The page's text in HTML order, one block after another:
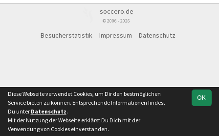
soccero.de
© 2006 - 2026
Besucherstatistik Impressum Datenschutz
OK
Diese Webseite verwendet Cookies, um Dir den bestmöglichen
Service bieten zu können. Entsprechende Informationen findest
Du unter Datenschutz.
Mit der Nutzung der Webseite erklärst Du Dich mit der
Verwendung von Cookies einverstanden.